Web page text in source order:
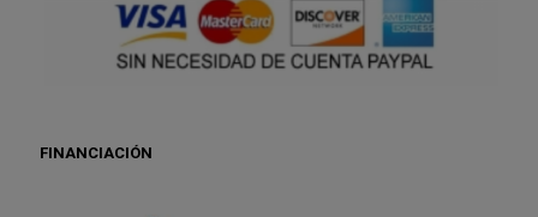
FINANCIACIÓN